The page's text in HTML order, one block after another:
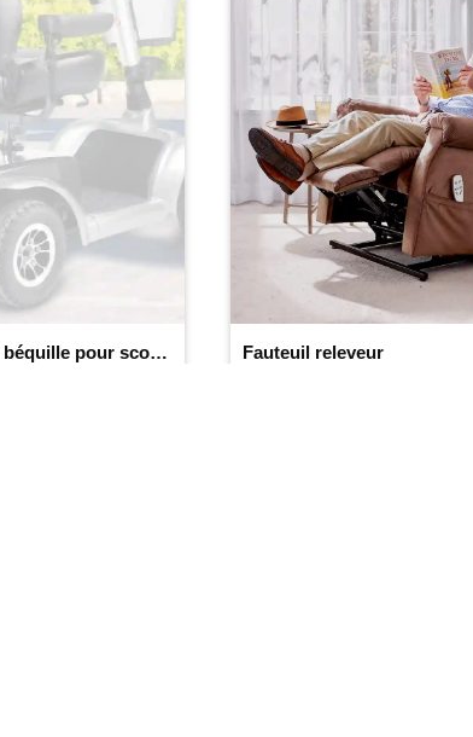
Support pour canne et béquille pour scooter de mobilité Fauteuil releveur